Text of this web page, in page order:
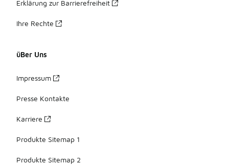
Erklärung zur Barrierefreiheit
Ihre Rechte
üBer Uns
Impressum
Presse Kontakte
Karriere
Produkte Sitemap 1
Produkte Sitemap 2